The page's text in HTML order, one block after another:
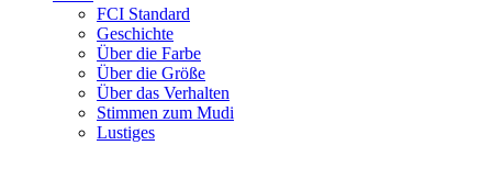
FCI Standard
Geschichte
Über die Farbe
Über die Größe
Über das Verhalten
Stimmen zum Mudi
Lustiges